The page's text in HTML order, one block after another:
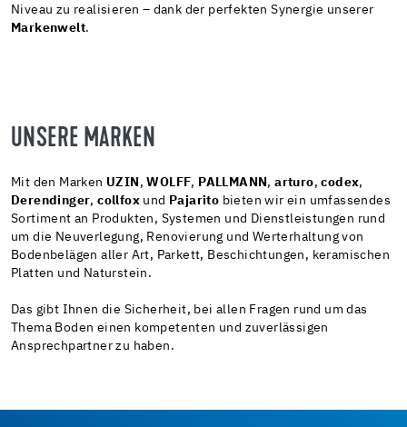
Niveau zu realisieren – dank der perfekten Synergie unserer
Markenwelt.
UNSERE MARKEN
Mit den Marken UZIN ,WOLFF, PALLMANN ,arturo,codex,
Derendinger,collfox und Pajarito bieten wir ein umfassendes
Sortiment an Produkten, Systemen und Dienstleistungen rund
um die Neuverlegung, Renovierung und Werterhaltung von
Bodenbelägen aller Art, Parkett, Beschichtungen, keramischen
Platten und Naturstein.
Das gibt Ihnen die Sicherheit, bei allen Fragen rund um das
Thema Boden einen kompetenten und zuverlässigen
Ansprechpartner zu haben.